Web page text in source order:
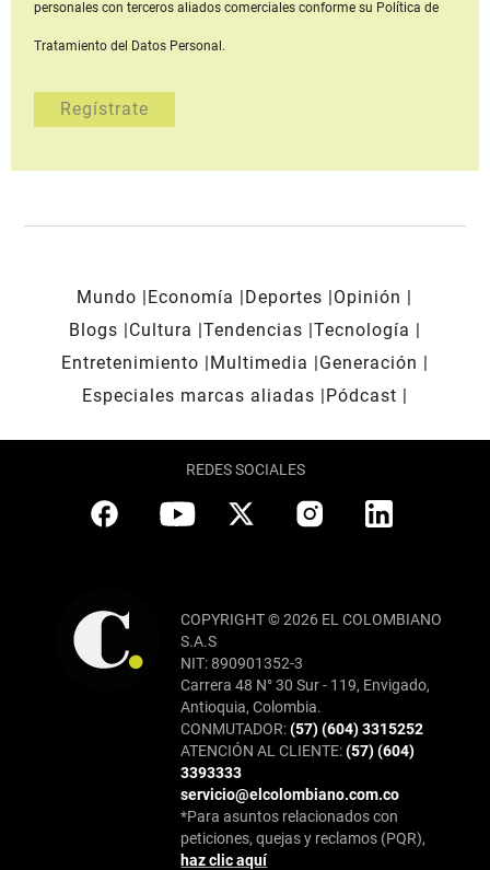
personales con terceros aliados comerciales conforme su Política de
Tratamiento del Datos Personal.
Mundo Economía Deportes
Opinión
Blogs
Cultura Tendencias Tecnología
Entretenimiento
Multimedia
Generación
Especiales marcas aliadas
Pódcast
REDES SOCIALES
COPYRIGHT © 2026 EL COLOMBIANO
S.A.S
NIT: 890901352-3
Carrera 48 N° 30 Sur - 119, Envigado,
Antioquia, Colombia.
CONMUTADOR:(57) (604) 3315252
ATENCIÓN AL CLIENTE:(57) (604)
3393333
servicio@elcolombiano.com.co
*Para asuntos relacionados con
peticiones, quejas y reclamos (PQR),
haz clic aquí